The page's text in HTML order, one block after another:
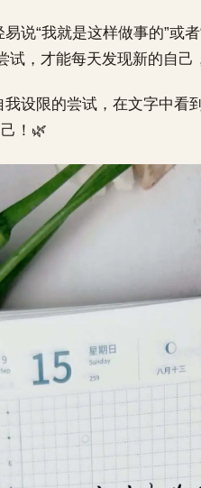
说“我就是这样做事的”或
试，才能每天发现新的自己
设限的尝试，在文字中看
！🌿